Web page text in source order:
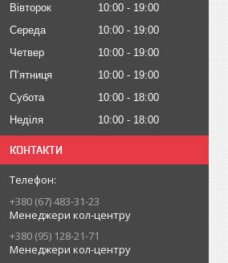
Вівторок
10:00
19:00
Середа
10:00
19:00
Четвер
10:00
19:00
Пʼятниця
10:00
19:00
Субота
10:00
18:00
Неділя
10:00 18:00
КОНТАКТИ
+380 (67) 483-31-23
Менеджери кол-центру
+380 (95) 128-21-71
Менеджери кол-центру